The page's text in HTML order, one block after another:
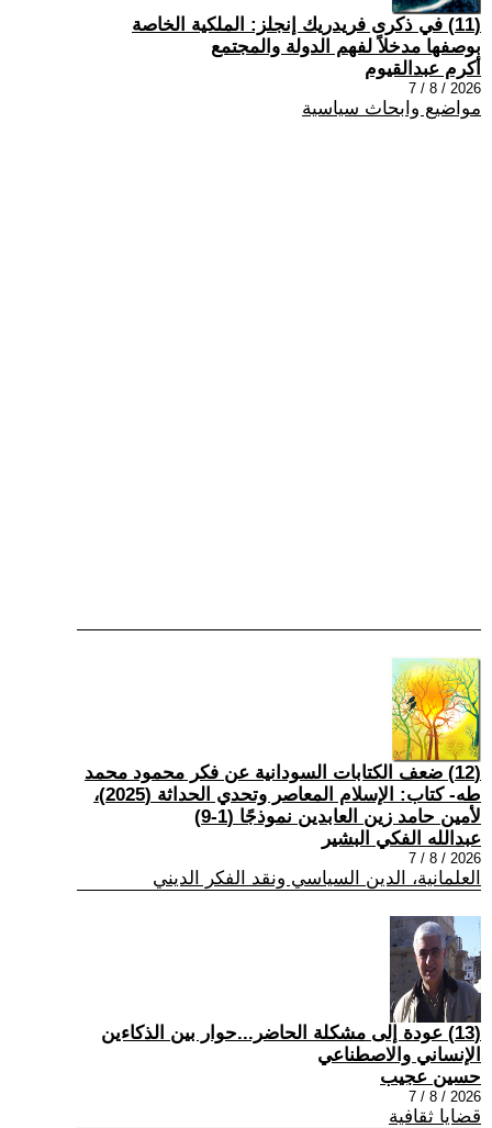
(11) في ذكرى فريدريك إنجلز: الملكية الخاصة
بوصفها مدخلاً لفهم الدولة والمجتمع
أكرم عبدالقيوم
2026 / 8 / 7
مواضيع وابحاث سياسية
(12) ضعف الكتابات السودانية عن فكر محمود محمد
طه- كتاب: الإسلام المعاصر وتحدي الحداثة (2025)،
لأمين حامد زين العابدين نموذجًا (1-9)
عبدالله الفكي البشير
2026 / 8 / 7
العلمانية، الدين السياسي ونقد الفكر الديني
(13) عودة إلى مشكلة الحاضر...حوار بين الذكاءين
الإنساني والاصطناعي
حسين عجيب
2026 / 8 / 7
قضايا ثقافية